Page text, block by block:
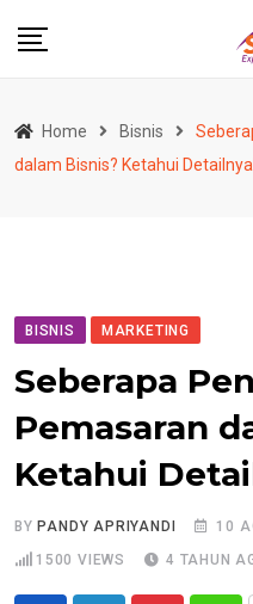
Home Bisnis
dalam Bisnis? Ketahui
BISNIS MARKETING
Seberapa
Pemasaran
Ketahui
BY PANDY APRIYANDI 10
1500 VIEWS 4 TAHUN